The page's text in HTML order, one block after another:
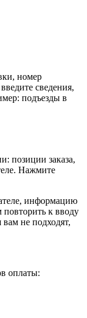
номер
сведения,
подъезды в
позиции заказа,
Нажмите
информацию
к вводу
не подходят,
оплаты: